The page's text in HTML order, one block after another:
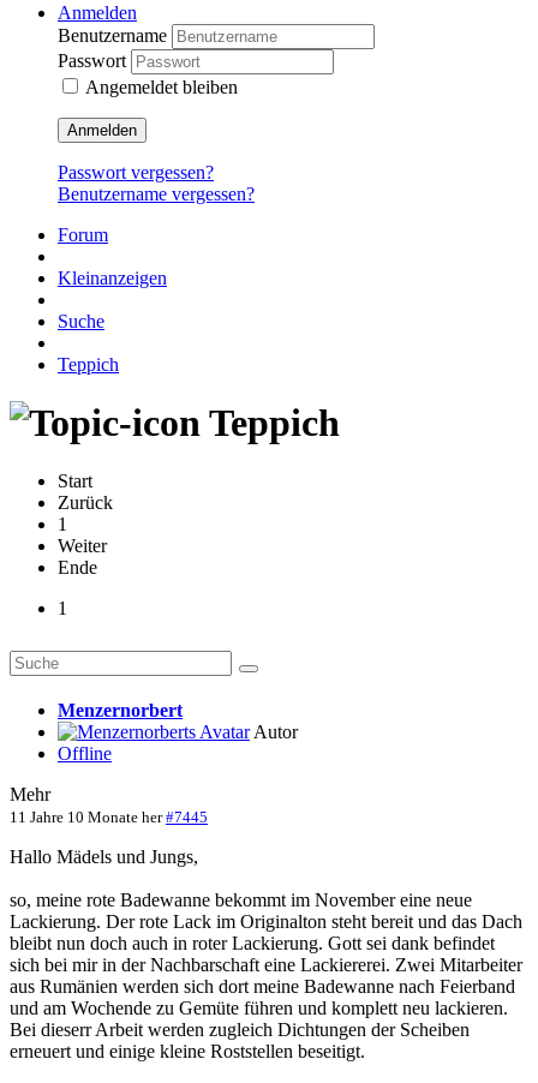
Anmelden
Benutzername
Passwort
Angemeldet bleiben
Anmelden
Passwort vergessen?
Benutzername vergessen?
Forum
Kleinanzeigen
Suche
Teppich
Teppich
Start
Zurück
1
Weiter
Ende
1
Menzernorbert
Autor
Offline
Mehr
11 Jahre 10 Monate her #7445
Hallo Mädels und Jungs,
so, meine rote Badewanne bekommt im November eine neue
Lackierung. Der rote Lack im Originalton steht bereit und das Dach
bleibt nun doch auch in roter Lackierung. Gott sei dank befindet
sich bei mir in der Nachbarschaft eine Lackiererei. Zwei Mitarbeiter
aus Rumänien werden sich dort meine Badewanne nach Feierband
und am Wochende zu Gemüte führen und komplett neu lackieren.
Bei dieserr Arbeit werden zugleich Dichtungen der Scheiben
erneuert und einige kleine Roststellen beseitigt.